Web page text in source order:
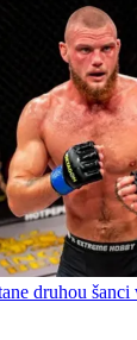
druhou